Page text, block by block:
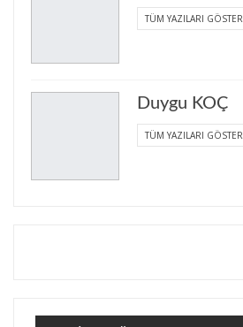
TÜM YAZILARI GÖSTER
Duygu KOÇ
TÜM YAZILARI GÖSTER